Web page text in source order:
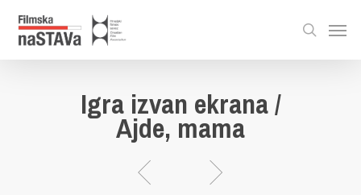
Igra izvan ekrana /
Ajde, mama